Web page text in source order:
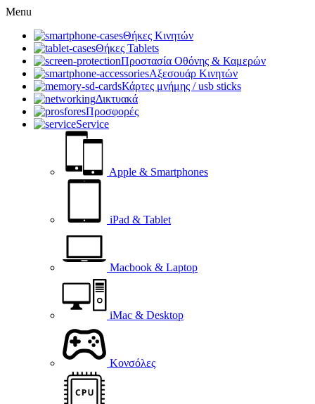
Menu
Θήκες Κινητών
Θήκες Tablets
Προστασία Οθόνης & Καμερών
Αξεσουάρ Κινητών
Κάρτες μνήμης / usb sticks
Δικτυακά
Προσφορές
Service
Apple & Smartphones
iPad & Tablet
Macbook & Laptop
iMac & Desktop
Κονσόλες